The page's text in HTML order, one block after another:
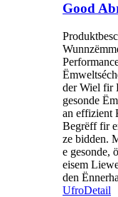
Good
der Wiel fir
gesonde
an effizient
Begrëff fir
ze bidden.
e gesonde,
eisem
den
UfroDetail